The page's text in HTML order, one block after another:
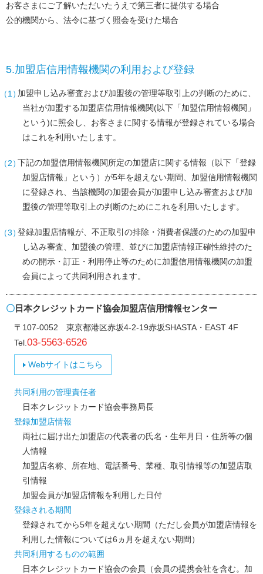
お客さまにご了解いただいたうえで第三者に提供する場合
公的機関から、法令に基づく照会を受けた場合
5.加盟店信用情報機関の利用および登録
加盟申し込み審査および加盟後の管理等取引上の判断のために、
当社が加盟する加盟店信用情報機関(以下「加盟信用情報機関」
という)に照会し、お客さまに関する情報が登録されている場合
はこれを利用いたします。
下記の加盟信用情報機関所定の加盟店に関する情報（以下「登録
加盟店情報」という）が5年を超えない期間、加盟信用情報機関
に登録され、当該機関の加盟会員が加盟申し込み審査および加
盟後の管理等取引上の判断のためにこれを利用いたします。
登録加盟店情報が、不正取引の排除・消費者保護のための加盟申
し込み審査、加盟後の管理、並びに加盟店情報正確性維持のた
めの開示・訂正・利用停止等のために加盟信用情報機関の加盟
会員によって共同利用されます。
日本クレジットカード協会加盟店信用情報センター
〒107-0052 東京都港区赤坂4-2-19赤坂SHASTA・EAST 4F
03-5563-6526
Webサイトはこちら
共同利用の管理責任者
日本クレジットカード協会事務局長
登録加盟店情報
両社に届け出た加盟店の代表者の氏名・生年月日・住所等の個
人情報
加盟店名称、所在地、電話番号、業種、取引情報等の加盟店取
引情報
加盟会員が加盟店情報を利用した日付
登録される期間
登録されてから5年を超えない期間（ただし会員が加盟店情報を
利用した情報については6ヵ月を超えない期間）
共同利用するものの範囲
日本クレジットカード協会の会員（会員の提携会社を含む。加